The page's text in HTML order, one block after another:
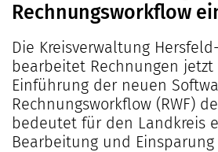
Organisation
Über ekom21
Zertifizierungen
Mitgliedschaften
Kontakt
Presse
Aktuelle Projekte
Ausbildung
Praktikum
Mitarbeitende
Rechnungsworkflow
Die Kreisverwaltung
bearbeitet Rechnungen jetzt
Einführung der neuen
Rechnungsworkflow (RWF)
bedeutet für den Landkreis
Bearbeitung und Einsparung